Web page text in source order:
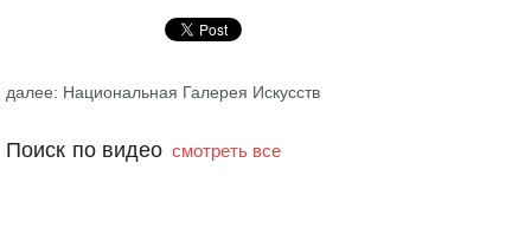
далее: Национальная Галерея Искусств
Поиск по видео смотреть все